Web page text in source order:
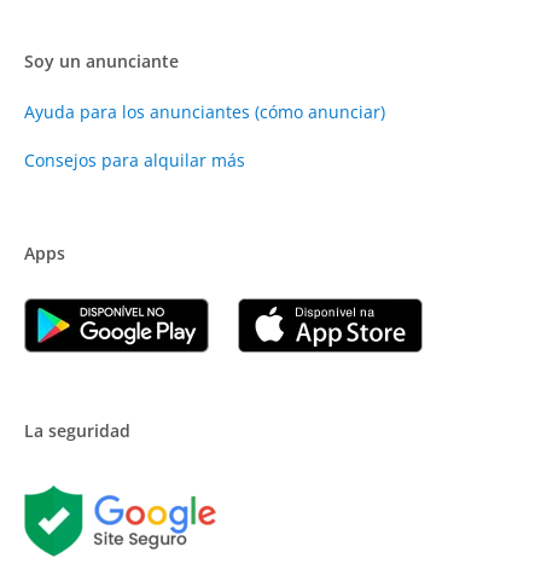
Soy un anunciante
Ayuda para los anunciantes (cómo anunciar)
Consejos para alquilar más
Apps
La seguridad